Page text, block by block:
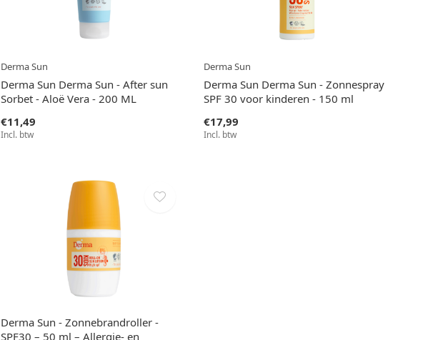
Derma Sun
Derma Sun Derma Sun - After sun
Sorbet - Aloë Vera - 200 ML
€11,49
Incl. btw
Derma Sun
Derma Sun Derma Sun - Zonnespray
SPF 30 voor kinderen - 150 ml
€17,99
Incl. btw
Derma Sun - Zonnebrandroller -
SPF30 – 50 ml – Allergie- en